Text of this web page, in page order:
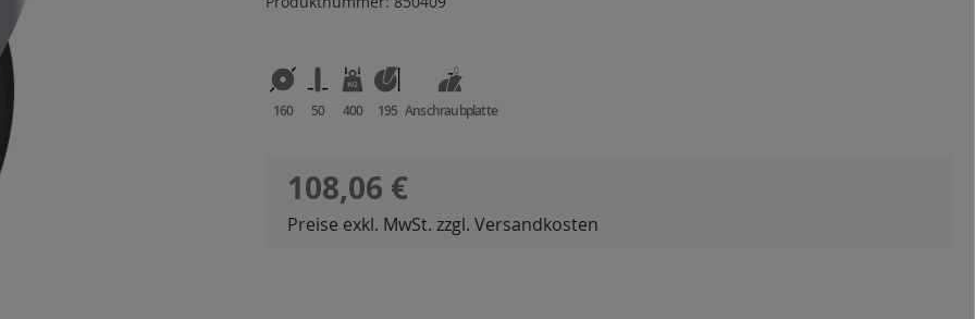
160 50 400 195 Anschraubplatte
Regulärer Preis:
108,06 €
Preise exkl. MwSt. zzgl. Versandkosten